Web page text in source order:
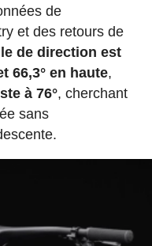
de
et des retours de
de direction est
66,3° en haute,
à 76°, cherchant
sans